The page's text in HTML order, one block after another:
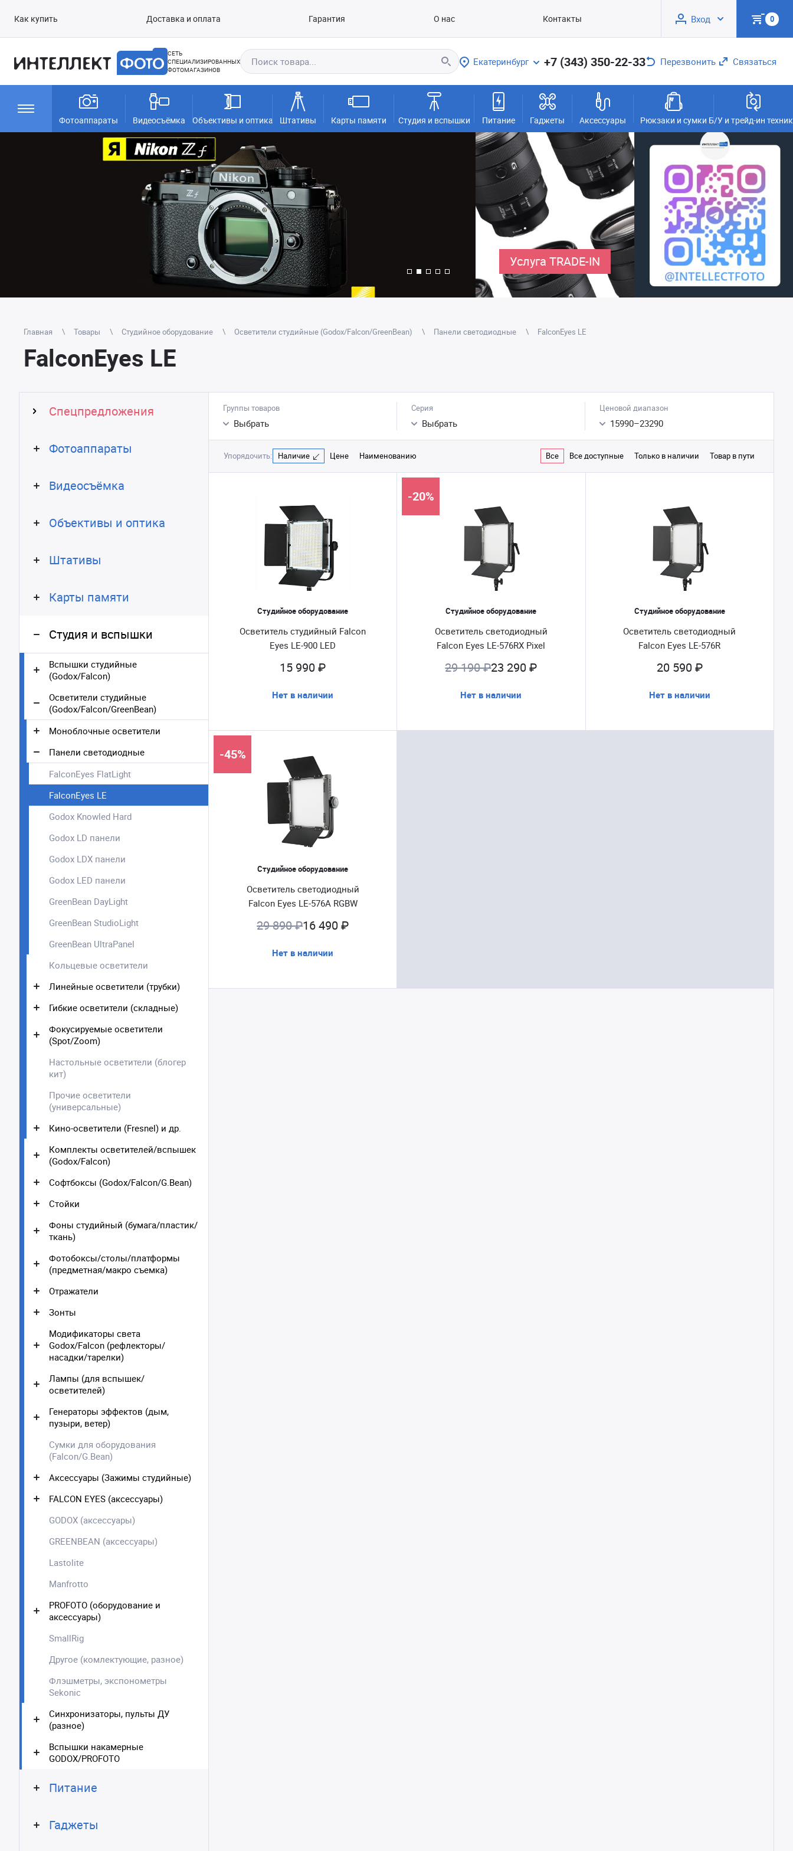
Как купить Доставка и оплата Гарантия О нас Контакты Вход 0
СЕТЬ
СПЕЦИАЛИЗИРОВАННЫХ
ФОТОМАГАЗИНОВ
Екатеринбург +7 (343) 350-22-33 Перезвонить Связаться
Фотоаппараты Видеосъёмка Объективы и оптика Штативы Карты памяти Студия и вспышки Питание Гаджеты Аксессуары Рюкзаки и сумки Б/У и трейд-ин
Услуга TRADE-IN
Главная Товары Студийное оборудование Осветители студийные (Godox/Falcon/GreenBean) Панели светодиодные FalconEyes LE
FalconEyes LE
Спецпредложения
Фотоаппараты
Видеосъёмка
Объективы и оптика
Штативы
Карты памяти
Студия и вспышки
Вспышки студийные
(Godox/Falcon)
Осветители студийные
(Godox/Falcon/GreenBean)
Моноблочные осветители
Панели светодиодные
FalconEyes FlatLight
FalconEyes LE
Godox Knowled Hard
Godox LD панели
Godox LDX панели
Godox LED панели
GreenBean DayLight
GreenBean StudioLight
GreenBean UltraPanel
Кольцевые осветители
Линейные осветители (трубки)
Гибкие осветители (складные)
Фокусируемые осветители
(Spot/Zoom)
Настольные осветители (блогер
кит)
Прочие осветители
(универсальные)
Кино-осветители (Fresnel) и др.
Комплекты осветителей/вспышек
(Godox/Falcon)
Софтбоксы (Godox/Falcon/G.Bean)
Стойки
Фоны студийный (бумага/пластик/
ткань)
Фотобоксы/столы/платформы
(предметная/макро съемка)
Отражатели
Зонты
Модификаторы света
Godox/Falcon (рефлекторы/
насадки/тарелки)
Лампы (для вспышек/
осветителей)
Генераторы эффектов (дым,
пузыри, ветер)
Сумки для оборудования
(Falcon/G.Bean)
Аксессуары (Зажимы студийные)
FALCON EYES (аксессуары)
GODOX (аксессуары)
GREENBEAN (аксессуары)
Lastolite
Manfrotto
PROFOTO (оборудование и
аксессуары)
SmallRig
Другое (комлектующие, разное)
Флэшметры, экспонометры
Sekonic
Синхронизаторы, пульты ДУ
(разное)
Вспышки накамерные
GODOX/PROFOTO
Питание
Гаджеты
Группы товаров
Выбрать
Серия
Выбрать
Ценовой диапазон
15990–23290
Упорядочить: Наличие Цене Наименованию Все Все доступные Только в наличии Товар в пути
Студийное оборудование
Осветитель студийный Falcon
Eyes LE-900 LED
15 990 ₽
Нет в наличии
Студийное оборудование
Осветитель светодиодный
Falcon Eyes LE-576RX Pixel
-20%
29 190 ₽23 290 ₽
Нет в наличии
Студийное оборудование
Осветитель светодиодный
Falcon Eyes LE-576R
20 590 ₽
Нет в наличии
Студийное оборудование
Осветитель светодиодный
Falcon Eyes LE-576A RGBW
-45%
29 890 ₽16 490 ₽
Нет в наличии